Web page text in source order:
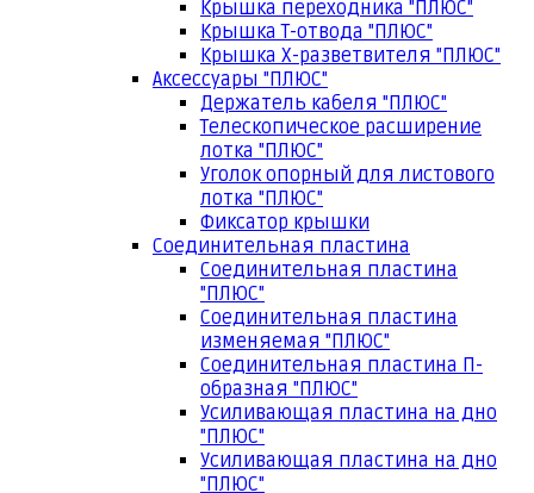
Крышка переходника "ПЛЮС"
Крышка Т-отвода "ПЛЮС"
Крышка Х-разветвителя "ПЛЮС"
Аксессуары "ПЛЮС"
Держатель кабеля "ПЛЮС"
Телескопическое расширение
лотка "ПЛЮС"
Уголок опорный для листового
лотка "ПЛЮС"
Фиксатор крышки
Соединительная пластина
Соединительная пластина
"ПЛЮС"
Соединительная пластина
изменяемая "ПЛЮС"
Соединительная пластина П-
образная "ПЛЮС"
Усиливающая пластина на дно
"ПЛЮС"
Усиливающая пластина на дно
"ПЛЮС"